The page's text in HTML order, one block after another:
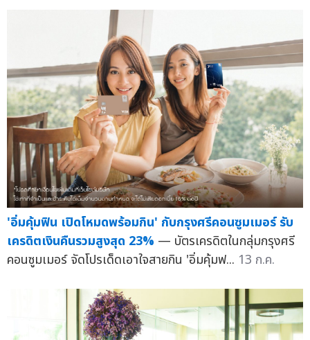
'อิ่มคุ้มฟิน เปิดโหมดพร้อมกิน' กับกรุงศรีคอนซูมเมอร์ รับ
เครดิตเงินคืนรวมสูงสุด 23% — บัตรเครดิตในกลุ่มกรุงศรี
คอนซูมเมอร์ จัดโปรเด็ดเอาใจสายกิน 'อิ่มคุ้มฟ... 13 ก.ค.